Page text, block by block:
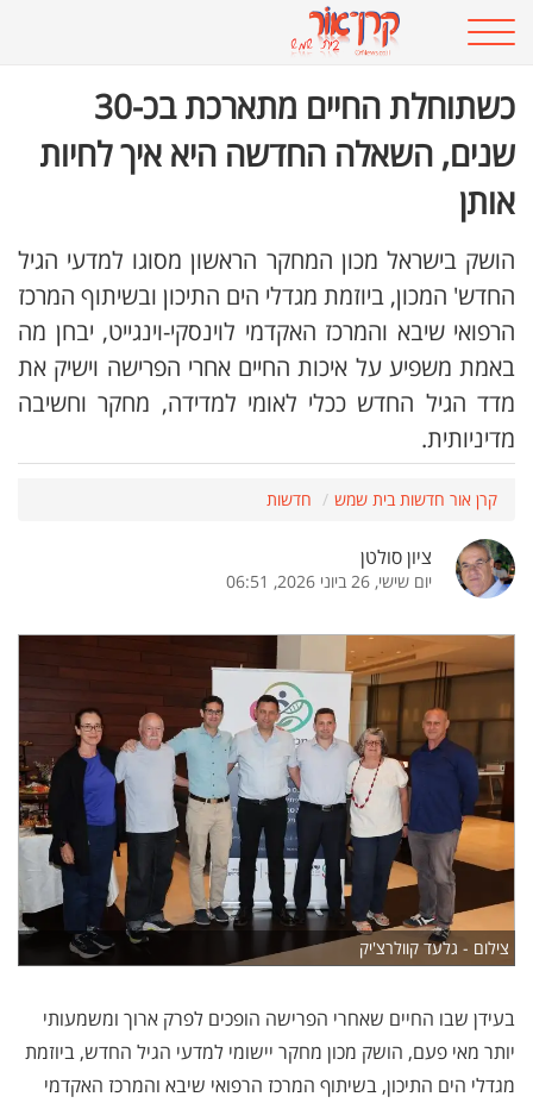
כשתוחלת החיים מתארכת בכ-30
שנים, השאלה החדשה היא איך לחיות
אותן
הושק בישראל מכון המחקר הראשון מסוגו למדעי הגיל
החדש' המכון, ביוזמת מגדלי הים התיכון ובשיתוף המרכז
הרפואי שיבא והמרכז האקדמי לוינסקי-וינגייט, יבחן מה
באמת משפיע על איכות החיים אחרי הפרישה וישיק את
מדד הגיל החדש ככלי לאומי למדידה, מחקר וחשיבה
מדיניותית.
קרן אור חדשות בית שמש חדשות
ציון סולטן
יום שישי, 26 ביוני 2026, 06:51
צילום - גלעד קוולרצ'יק
בעידן שבו החיים שאחרי הפרישה הופכים לפרק ארוך ומשמעותי
יותר מאי פעם, הושק מכון מחקר יישומי למדעי הגיל החדש, ביוזמת
מגדלי הים התיכון, בשיתוף המרכז הרפואי שיבא והמרכז האקדמי